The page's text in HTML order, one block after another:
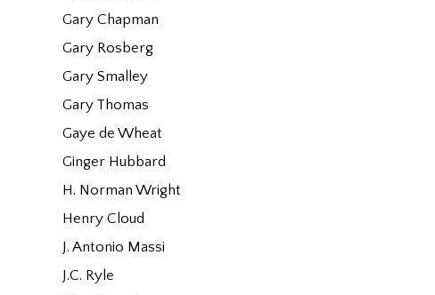
Gary Chapman
Gary Rosberg
Gary Smalley
Gary Thomas
Gaye de Wheat
Ginger Hubbard
H. Norman Wright
Henry Cloud
J. Antonio Massi
J.C. Ryle